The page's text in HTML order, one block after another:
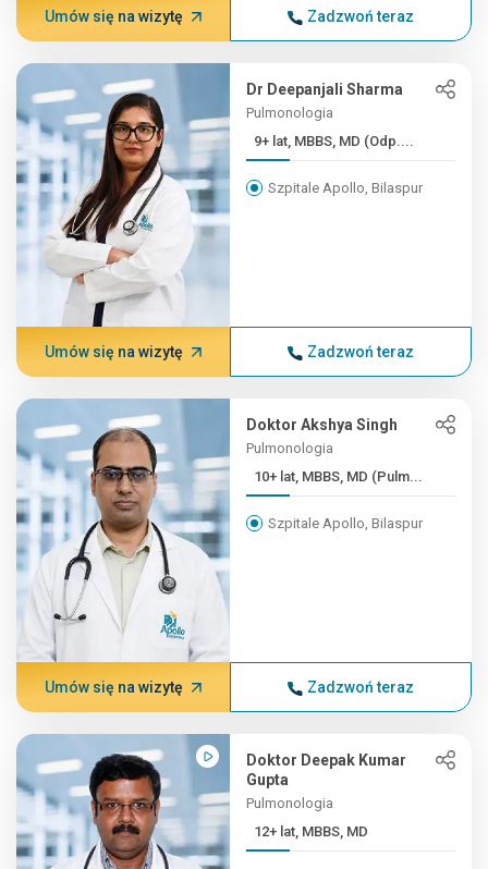
Umów się na wizytę Zadzwoń teraz
Dr Deepanjali Sharma
Pulmonologia
9+ lat, MBBS, MD (Odp....
Szpitale Apollo, Bilaspur
Umów się na wizytę Zadzwoń teraz
Doktor Akshya Singh
Pulmonologia
10+ lat, MBBS, MD (Pulm...
Szpitale Apollo, Bilaspur
Umów się na wizytę Zadzwoń teraz
Doktor Deepak Kumar
Gupta
Pulmonologia
12+ lat, MBBS, MD